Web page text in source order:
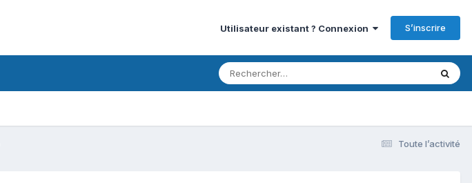
Utilisateur existant ? Connexion S’inscrire
Toute l’activité